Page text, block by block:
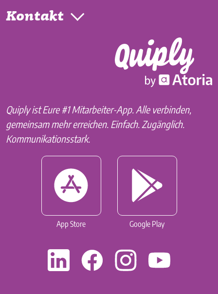
Kontakt
Quiply ist Eure #1 Mitarbeiter-App. Alle verbinden,
gemeinsam mehr erreichen. Einfach. Zugänglich.
Kommunikationsstark.
App Store Google Play